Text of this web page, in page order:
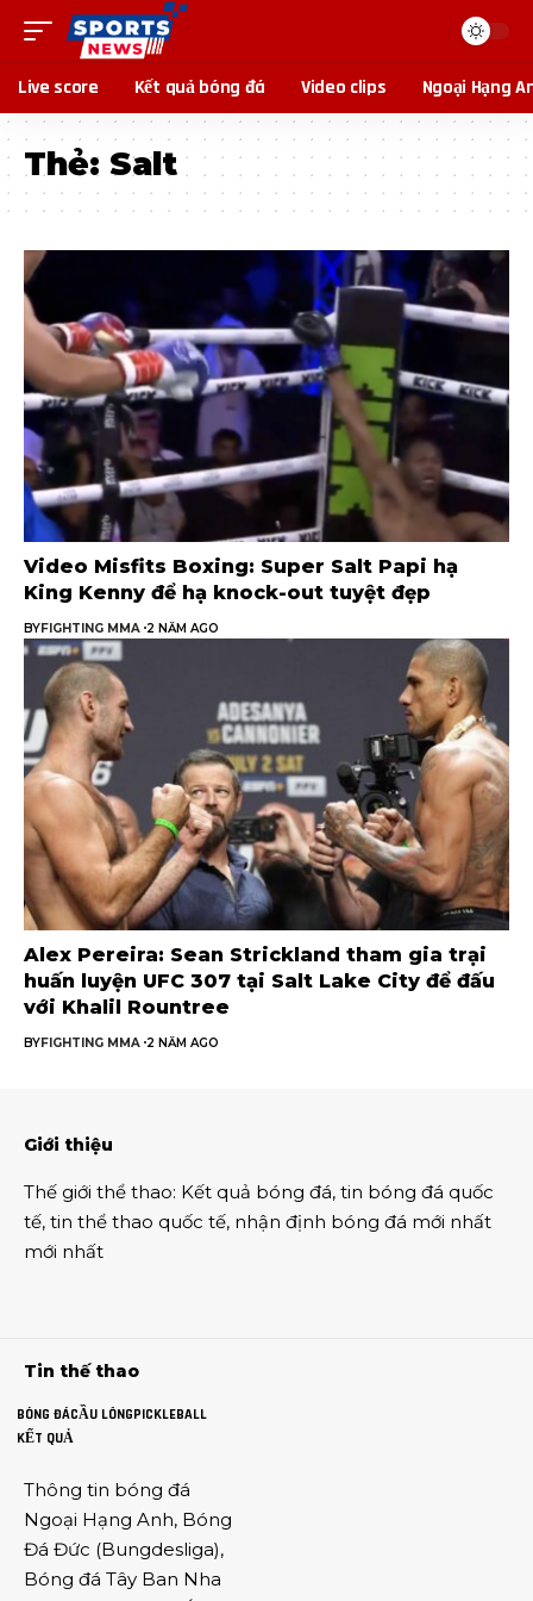
Live score Kết quả bóng đá Video clips Ngoại Hạng
Thẻ: Salt
Video Misfits Boxing: Super Salt Papi hạ
King Kenny để hạ knock-out tuyệt đẹp
BYFIGHTING MMA 2 NĂM AGO
Alex Pereira: Sean Strickland tham gia trại
huấn luyện UFC 307 tại Salt Lake City để đấu
với Khalil Rountree
BYFIGHTING MMA 2 NĂM AGO
Giới thiệu
Thế giới thể thao: Kết quả bóng đá, tin bóng đá quốc
tế, tin thể thao quốc tế, nhận định bóng đá mới nhất
mới nhất
Tin thế thao
BÓNG ĐÁCẦU LÔNGPICKLEBALL
KẾT QUẢ
Thông tin bóng đá
Ngoại Hạng Anh, Bóng
Đá Đức (Bungdesliga),
Bóng đá Tây Ban Nha